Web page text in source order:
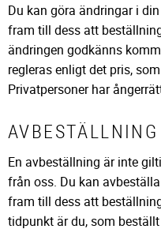
Du kan göra ändringar i
fram till dess att
ändringen godkänns
regleras enligt det pris,
Privatpersoner har
AVBESTÄLLNING
En avbeställning är inte
från oss. Du kan
fram till dess att
tidpunkt är du, som